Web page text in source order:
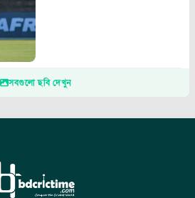
সবগুলো ছবি দেখুন